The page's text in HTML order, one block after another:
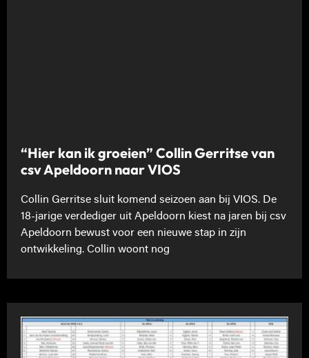
“Hier kan ik groeien” Collin Gerritse van
csv Apeldoorn naar VIOS
Collin Gerritse sluit komend seizoen aan bij VIOS. De
18-jarige verdediger uit Apeldoorn kiest na jaren bij csv
Apeldoorn bewust voor een nieuwe stap in zijn
ontwikkeling. Collin woont nog